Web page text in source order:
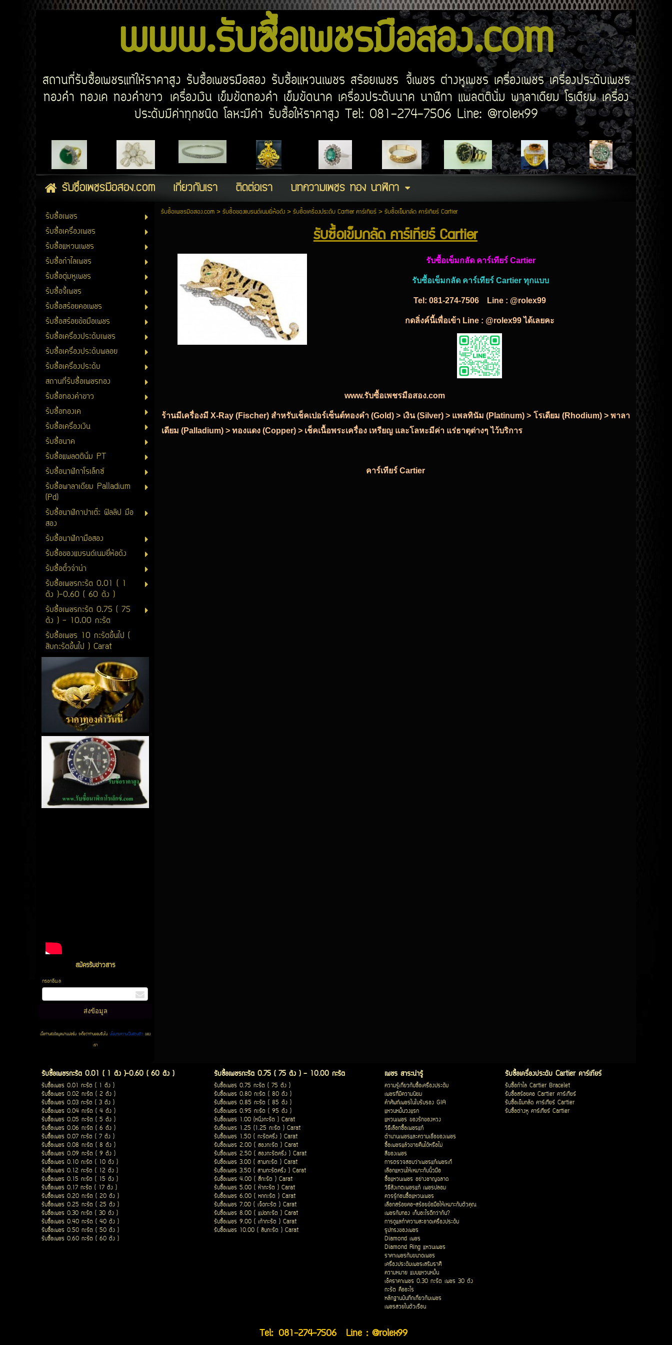
www.รับซื้อเพชรมือสอง.com
สถานที่รับซื้อเพชรแท้ให้ราคาสูง รับซื้อเพชรมือสอง รับซื้อแหวนเพชร สร้อยเพชร จี้เพชร ต่างหูเพชร เครื่องเพชร เครื่องประดับเพชร
ทองคำ ทองเค ทองคำขาว เครื่องเงิน เข็มขัดทองคำ เข็มขัดนาค เครื่องประดับนาค นาฬิกา แพลตตินั่ม พาลาเดียม โรเดียม เครื่อง
ประดับมีค่าทุกชนิด โลหะมีค่า รับซื้อให้ราคาสูง Tel: 081-274-7506 Line: @rolex99
รับซื้อเพชรมือสอง.com เกี่ยวกับเรา ติดต่อเรา บทความเพชร ทอง นาฬิกา
รับซื้อเพชร
รับซื้อเครื่องเพชร
รับซื้อแหวนเพชร
รับซื้อกำไลเพชร
รับซื้อตุ่มหูเพชร
รับซื้อจี้เพชร
รับซื้อสร้อยคอเพชร
รับซื้อสร้อยข้อมือเพชร
รับซื้อเครื่องประดับเพชร
รับซื้อเครื่องประดับพลอย
รับซื้อเครื่องประดับ
สถานที่รับซื้อเพชรทอง
รับซื้อทองคำขาว
รับซื้อทองเค
รับซื้อเครื่องเงิน
รับซื้อนาค
รับซื้อแพลตตินั่ม PT
รับซื้อนาฬิกาโรเล็กซ์
รับซื้อพาลาเดียม Palladium
(Pd)
รับซื้อนาฬิกาปาเต๊ะ ฟิลลิป มือ
สอง
รับซื้อนาฬิกามือสอง
รับซื้อของแบรนด์เนมยี่ห้อดัง
รับซื้อตั๋วจำนำ
รับซื้อเพชรกะรัต 0.01 ( 1
ตัง )-0.60 ( 60 ตัง )
รับซื้อเพชรกะรัต 0.75 ( 75
ตัง ) - 10.00 กะรัต
รับซื้อเพชร 10 กะรัตขึ้นไป (
สิบกะรัตขึ้นไป ) Carat
สมัครรับข่าวสาร
กรอกอีเมล
เมื่อท่านส่งข้อมูลผ่านฟอร์ม จะถือว่าท่านยอมรับในนโยบายความเป็นส่วนตัวของ
เรา
รับซื้อเพชรมือสอง.com> รับซื้อของแบรนด์เนมยี่ห้อดัง> รับซื้อเครื่องประดับ Cartier คาร์เทียร์> รับซื้อเข็มกลัด คาร์เทียร์ Cartier
รับซื้อเข็มกลัด คาร์เทียร์ Cartier
รับซื้อเข็มกลัด คาร์เทียร์ Cartier
รับซื้อเข็มกลัด คาร์เทียร์ Cartier ทุกแบบ
Tel: 081-274-7506 Line : @rolex99
กดลิ่งค์นี้เพื่อเข้า Line : @rolex99 ได้เลยคะ
www.รับซื้อเพชรมือสอง.com
ร้านมีเครื่องมี X-Ray (Fischer) สำหรับเช็คเปอร์เซ็นต์ทองคำ (Gold) > เงิน (Silver) > แพลทินัม (Platinum) > โรเดียม (Rhodium) > พาลา
เดียม (Palladium) > ทองแดง (Copper) > เช็คเนื้อพระเครื่อง เหรียญ และโลหะมีค่า แร่ธาตุต่างๆ ไว้บริการ
คาร์เทียร์ Cartier
รับซื้อเพชรกะรัต 0.01 ( 1 ตัง )-0.60 ( 60 ตัง )
รับซื้อเพชร 0.01 กะรัต ( 1 ตัง )
รับซื้อเพชร 0.02 กะรัต ( 2 ตัง )
รับซื้อเพชร 0.03 กะรัต ( 3 ตัง )
รับซื้อเพชร 0.04 กะรัต ( 4 ตัง )
รับซื้อเพชร 0.05 กะรัต ( 5 ตัง )
รับซื้อเพชร 0.06 กะรัต ( 6 ตัง )
รับซื้อเพชร 0.07 กะรัต ( 7 ตัง )
รับซื้อเพชร 0.08 กะรัต ( 8 ตัง )
รับซื้อเพชร 0.09 กะรัต ( 9 ตัง )
รับซื้อเพชร 0.10 กะรัต ( 10 ตัง )
รับซื้อเพชร 0.12 กะรัต ( 12 ตัง )
รับซื้อเพชร 0.15 กะรัต ( 15 ตัง )
รับซื้อเพชร 0.17 กะรัต ( 17 ตัง )
รับซื้อเพชร 0.20 กะรัต ( 20 ตัง )
รับซื้อเพชร 0.25 กะรัต ( 25 ตัง )
รับซื้อเพชร 0.30 กะรัต ( 30 ตัง )
รับซื้อเพชร 0.40 กะรัต ( 40 ตัง )
รับซื้อเพชร 0.50 กะรัต ( 50 ตัง )
รับซื้อเพชร 0.60 กะรัต ( 60 ตัง )
รับซื้อเพชรกะรัต 0.75 ( 75 ตัง ) - 10.00 กะรัต
รับซื้อเพชร 0.75 กะรัต ( 75 ตัง )
รับซื้อเพชร 0.80 กะรัต ( 80 ตัง )
รับซื้อเพชร 0.85 กะรัต ( 85 ตัง )
รับซื้อเพชร 0.95 กะรัต ( 95 ตัง )
รับซื้อเพชร 1.00 (หนึ่งกะรัต ) Carat
รับซื้อเพชร 1.25 (1.25 กะรัต ) Carat
รับซื้อเพชร 1.50 ( กะรัตครึ่ง ) Carat
รับซื้อเพชร 2.00 ( สองกะรัต ) Carat
รับซื้อเพชร 2.50 ( สองกะรัตครึ่ง ) Carat
รับซื้อเพชร 3.00 ( สามกะรัต ) Carat
รับซื้อเพชร 3.50 ( สามกะรัตครึ่ง ) Carat
รับซื้อเพชร 4.00 ( สี่กะรัต ) Carat
รับซื้อเพชร 5.00 ( ห้ากะรัต ) Carat
รับซื้อเพชร 6.00 ( หกกะรัต ) Carat
รับซื้อเพชร 7.00 ( เจ็ดกะรัต ) Carat
รับซื้อเพชร 8.00 ( แปดกะรัต ) Carat
รับซื้อเพชร 9.00 ( เก้ากะรัต ) Carat
รับซื้อเพชร 10.00 ( สิบกะรัต ) Carat
เพชร สาระน่ารู้
ความรู้เกี่ยวกับซื้อเครื่องประดับ
เพชรที่มีความนิยม
คำศัพท์เพชรในใบรับรอง GIA
แหวนหมั้นวงแรก
แหวนเพชร ของรักของหวง
วิธีเลือกซื้อเพชรแท้
ตำนานเพชรและความเชื่อของเพชร
ซื้อเพชรแล้วขายคืนได้หรือไม่
สีของเพชร
การตรวจสอบว่าเพชรแท้เพชรเก๊
เลือกแหวนให้เหมาะกับนิ้วมือ
ซื้อแหวนเพชร อย่างชาญฉลาด
วิธีสังเกตเพชรแท้ เพชรปลอม
ควรรู้ก่อนซื้อแหวนเพชร
เลือกสร้อยคอ-สร้อยข้อมือให้เหมาะกับตัวคุณ
เพชรกับทอง เก็บอะไรดีกว่ากัน?
การดูแลทำความสะอาดเครื่องประดับ
รูปทรงของเพชร
Diamond เพชร
Diamond Ring แหวนเพชร
ราคาเพชรกับขนาดเพชร
เครื่องประดับเพชรเสริมราศี
ความหมาย แบบแหวนหมั้น
เช็คราคาเพชร 0.30 กะรัต เพชร 30 ตัง
กะรัต คืออะไร
หลักฐานบันทึกเกี่ยวกับเพชร
เพชรสวยในตัวเรือน
รับซื้อเครื่องประดับ Cartier คาร์เทียร์
รับซื้อกำไล Cartier Bracelet
รับซื้อสร้อยคอ Cartier คาร์เทียร์
รับซื้อเข็มกลัด คาร์เทียร์ Cartier
รับซื้อต่างหู คาร์เทียร์ Cartier
Tel: 081-274-7506
Line : @rolex99